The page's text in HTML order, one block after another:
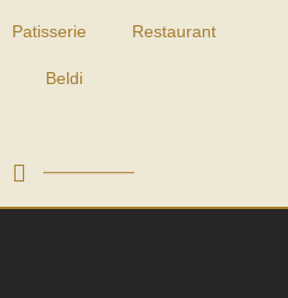
Patisserie Restaurant
Beldi